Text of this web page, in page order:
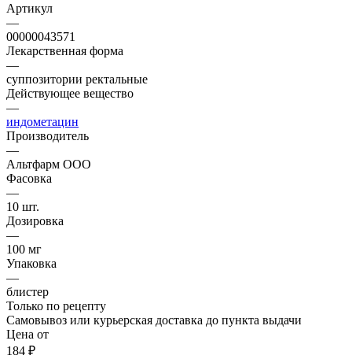
Артикул
—
00000043571
Лекарственная форма
—
суппозитории ректальные
Действующее вещество
—
индометацин
Производитель
—
Альтфарм ООО
Фасовка
—
10 шт.
Дозировка
—
100 мг
Упаковка
—
блистер
Только по рецепту
Самовывоз или курьерская доставка до пункта выдачи
Цена от
184 ₽